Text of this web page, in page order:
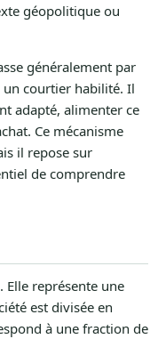
géopolitique ou
généralement par
courtier habilité. Il
adapté, alimenter ce
Ce mécanisme
il repose sur
de comprendre
. Elle représente une
est divisée en
à une fraction de